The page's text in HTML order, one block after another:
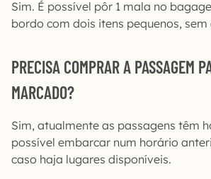
Sim. É possível pôr 1 mala no
bordo com dois itens pequenos, sem
PRECISA COMPRAR A PASSAGEM
MARCADO?
Sim, atualmente as passagens têm
possível embarcar num horário
caso haja lugares disponíveis.